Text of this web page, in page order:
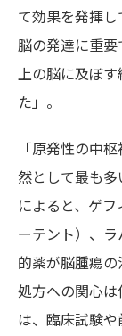
て効果を発揮
脳の発達に重
上の脳に及ぼ
た」。
「原発性の中
然として最も
によると、ゲ
ーテント）、
的薬が脳腫瘍
処方への関心
は、臨床試験